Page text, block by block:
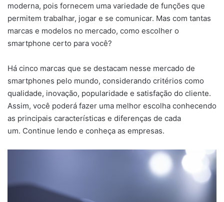
moderna, pois fornecem uma variedade de funções que
permitem trabalhar, jogar e se comunicar. Mas com tantas
marcas e modelos no mercado, como escolher o
smartphone certo para você?
Há cinco marcas que se destacam nesse mercado de
smartphones pelo mundo, considerando critérios como
qualidade, inovação, popularidade e satisfação do cliente.
Assim, você poderá fazer uma melhor escolha conhecendo
as principais características e diferenças de cada
um. Continue lendo e conheça as empresas.